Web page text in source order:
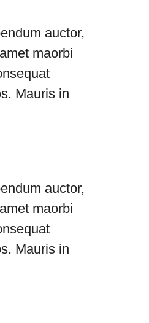
auctor,
maorbi
Mauris in
auctor,
maorbi
Mauris in